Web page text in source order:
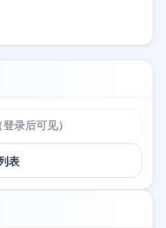
录后可见）
表